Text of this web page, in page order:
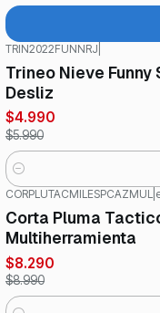
TRIN2022FUNNRJ
Trineo Nieve Funny
Desliz
$4.990
$5.990
Quantity
CORPLUTACMILESPCAZMUL
Corta Pluma
Multiherramienta
$8.290
$8.990